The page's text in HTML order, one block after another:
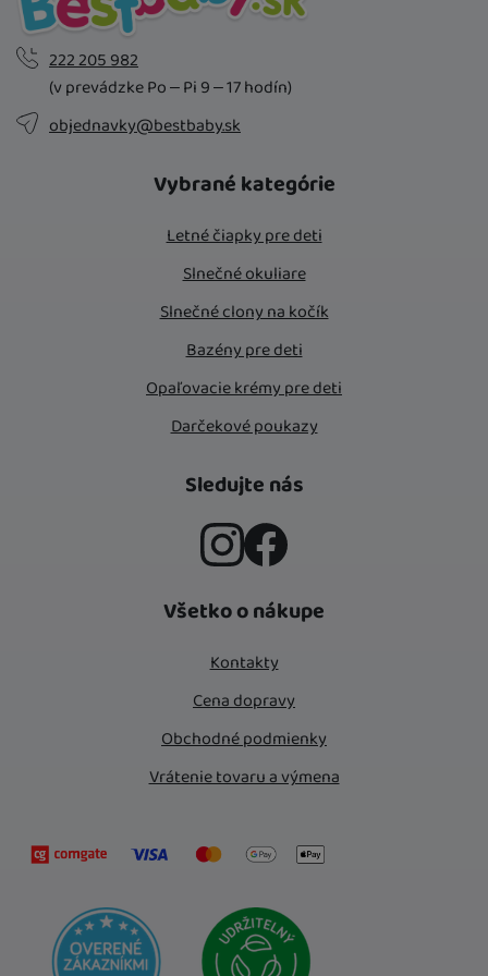
222 205 982
(v prevádzke Po – Pi 9 – 17 hodín)
objednavky@bestbaby.sk
Vybrané kategórie
Letné čiapky pre deti
Slnečné okuliare
Slnečné clony na kočík
Bazény pre deti
Opaľovacie krémy pre deti
Darčekové poukazy
Sledujte nás
Všetko o nákupe
Kontakty
Cena dopravy
Obchodné podmienky
Vrátenie tovaru a výmena